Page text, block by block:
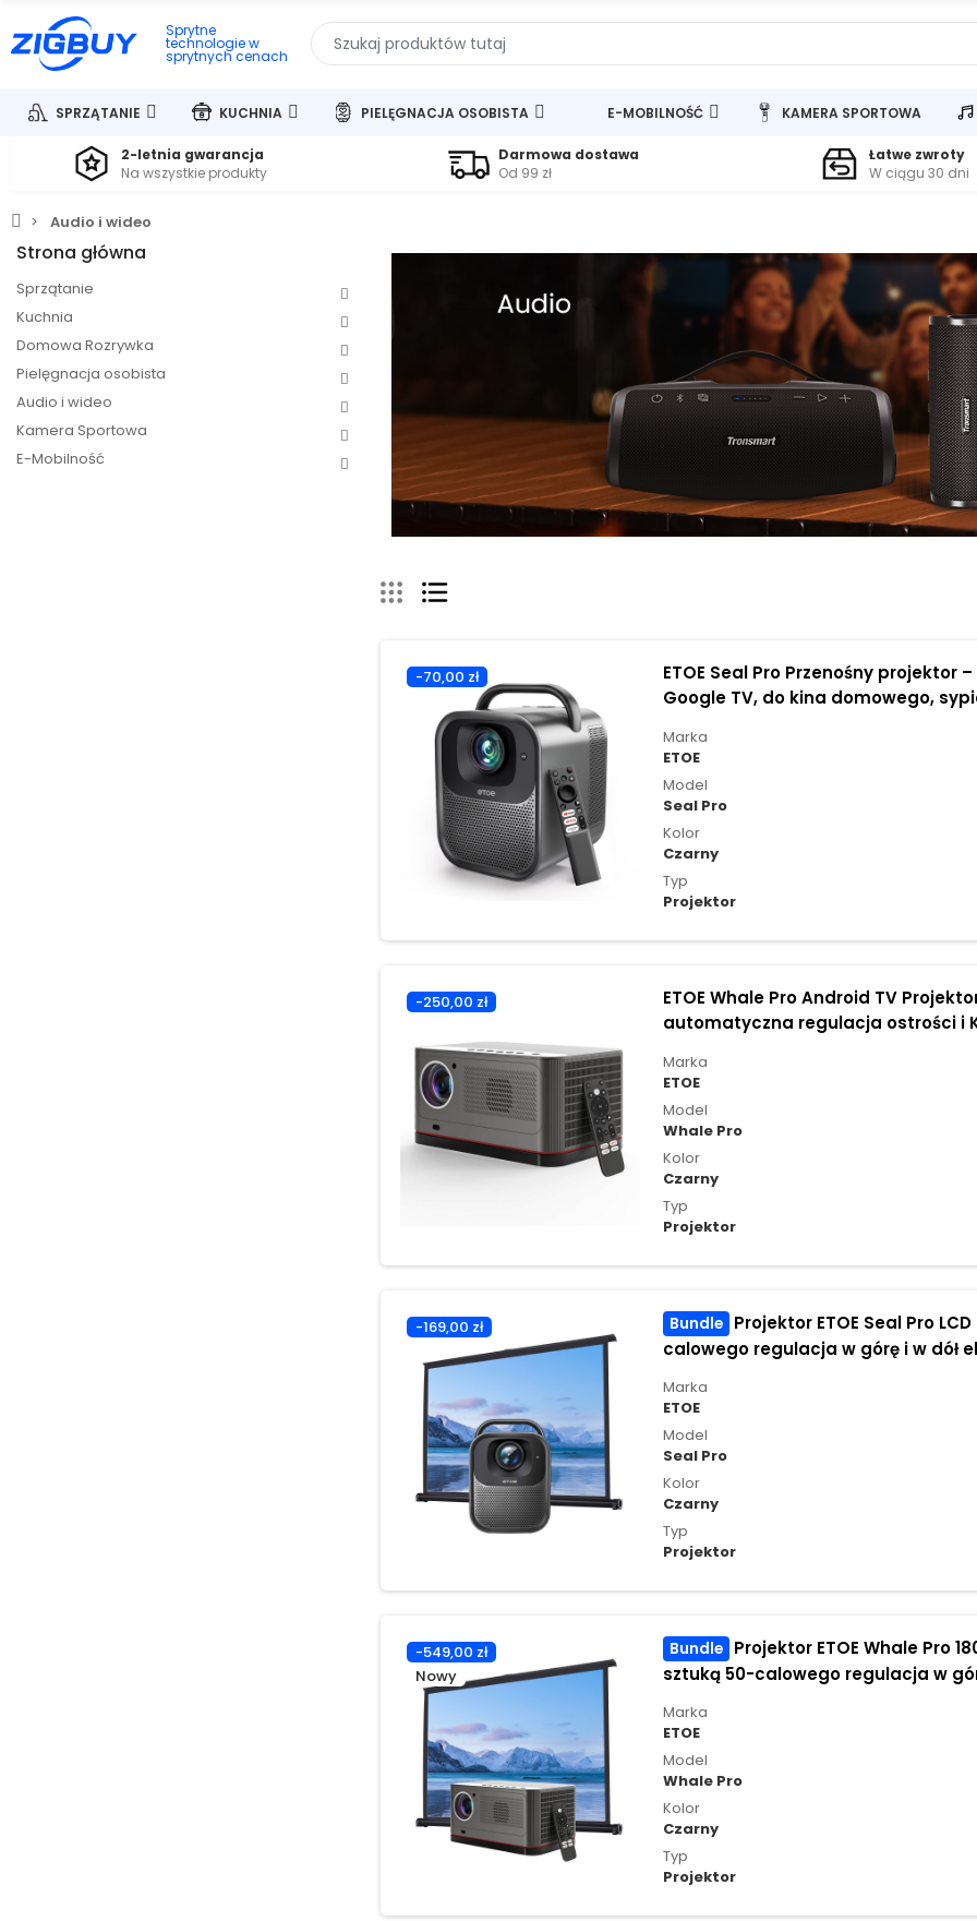
Sprytne
technologie w
sprytnych cenach
SPRZĄTANIE KUCHNIA PIELĘGNACJA OSOBISTA E-MOBILNOŚĆ KAMERA SPORTOWA
2-letnia gwarancja
Na wszystkie produkty
Darmowa dostawa
Od 99 zł
Łatwe zwroty
W ciągu 30 dni
Audio i wideo
Strona główna
Sprzątanie
Kuchnia
Domowa Rozrywka
Pielęgnacja osobista
Audio i wideo
Kamera Sportowa
E-Mobilność
-70,00 zł
ETOE Seal Pro Przenośny projektor –
Google TV, do kina domowego,
Marka
ETOE
Model
Seal Pro
Kolor
Czarny
Typ
Projektor
-250,00 zł
ETOE Whale Pro Android TV
automatyczna regulacja ostrości i
Marka
ETOE
Model
Whale Pro
Kolor
Czarny
Typ
Projektor
-169,00 zł Bundle
calowego regulacja w górę i w dół
Marka
ETOE
Model
Seal Pro
Kolor
Czarny
Typ
Projektor
-549,00 zł
Nowy
Bundle
sztuką 50-calowego regulacja w
Marka
ETOE
Model
Whale Pro
Kolor
Czarny
Typ
Projektor